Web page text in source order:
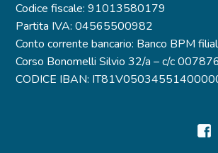
Codice fiscale: 91013580179
Partita IVA: 04565500982
Conto corrente bancario: Banco BPM
Corso Bonomelli Silvio 32/a – c/c
CODICE IBAN: